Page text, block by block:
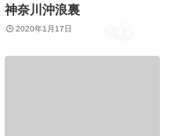
神奈川沖浪裏
2020年1月17日